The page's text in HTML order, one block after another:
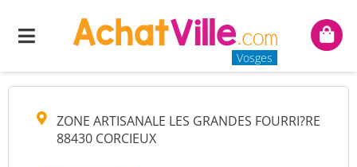
Menu
Vosges
Mon
CARS FERRY
ZONE ARTISANALE LES GRANDES FOURRI?RE
88430 CORCIEUX